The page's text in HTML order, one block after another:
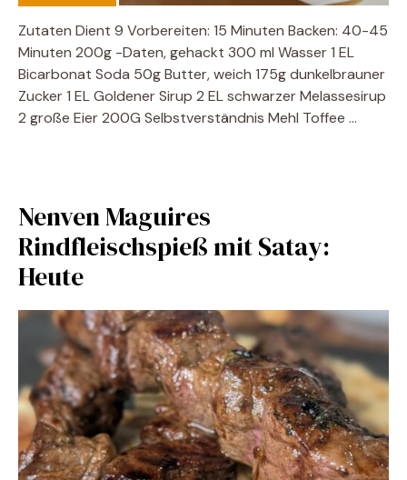
Zutaten Dient 9 Vorbereiten: 15 Minuten Backen: 40-45
Minuten 200g -Daten, gehackt 300 ml Wasser 1 EL
Bicarbonat Soda 50g Butter, weich 175g dunkelbrauner
Zucker 1 EL Goldener Sirup 2 EL schwarzer Melassesirup
2 große Eier 200G Selbstverständnis Mehl Toffee …
Nenven Maguires
Rindfleischspieß mit Satay:
Heute